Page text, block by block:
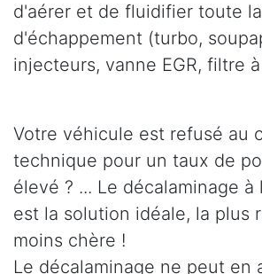
d'aérer et de fluidifier toute
d'échappement (turbo,
injecteurs, vanne EGR, filtre
Votre véhicule est refusé au
technique pour un taux de
élevé ? ... Le décalaminage
est la solution idéale, la plus
moins chère !
Le décalaminage ne peut en